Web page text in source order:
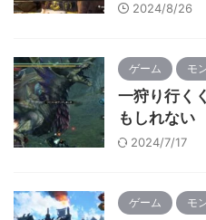
2024/8/26
ゲーム モ
一狩り行く
もしれない
2024/7/17
ゲーム モ